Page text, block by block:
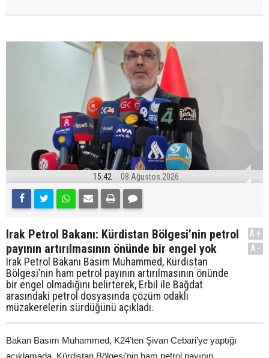
15:42 08 Ağustos 2026
Irak Petrol Bakanı: Kürdistan Bölgesi’nin petrol
payının artırılmasının önünde bir engel yok
Irak Petrol Bakanı Basım Muhammed, Kürdistan
Bölgesi’nin ham petrol payının artırılmasının önünde
bir engel olmadığını belirterek, Erbil ile Bağdat
arasındaki petrol dosyasında çözüm odaklı
müzakerelerin sürdüğünü açıkladı.
A+
A-
Bakan Basım Muhammed, K24’ten Şivan Cebari’ye yaptığı
açıklamada, Kürdistan Bölgesi’nin ham petrol payının